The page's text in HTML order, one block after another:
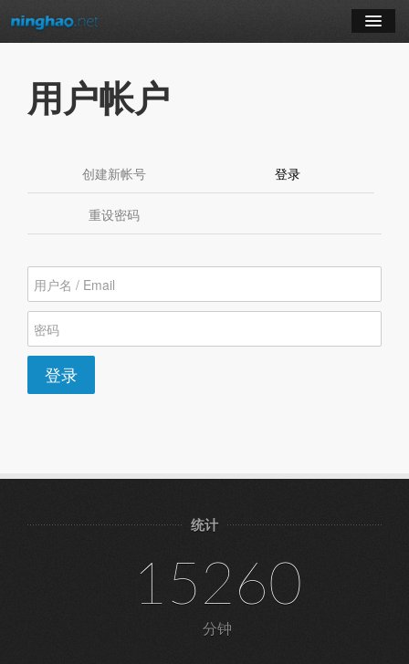
博客
订阅课程
用户帐户
创建新帐号 登录
重设密码
登录
统计
15260
分钟